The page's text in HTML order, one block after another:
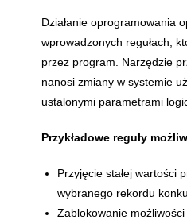
Działanie oprogramowania
wprowadzonych regułach,
przez program. Narzędzie
nanosi zmiany w systemie
ustalonymi parametrami
Przykładowe reguły
Przyjęcie stałej wartości
wybranego rekordu
Zablokowanie